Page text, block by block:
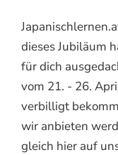
dieses Jubiläum
für dich
vom 21. - 26.
verbilligt
wir anbieten
gleich hier auf